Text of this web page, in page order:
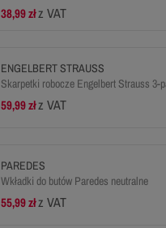
38,99 złz VAT
ENGELBERT STRAUSS
Skarpetki robocze Engelbert Strauss 3-
59,99 złz VAT
PAREDES
Wkładki do butów Paredes neutralne
55,99 złz VAT